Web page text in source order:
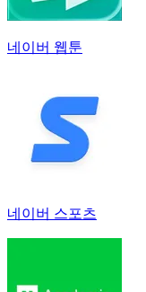
네이버 웹툰
네이버 스포츠